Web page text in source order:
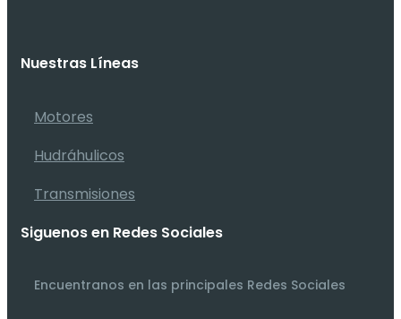
Nuestras Líneas
Motores
Hudráhulicos
Transmisiones
Siguenos en Redes Sociales
Encuentranos en las principales Redes Sociales